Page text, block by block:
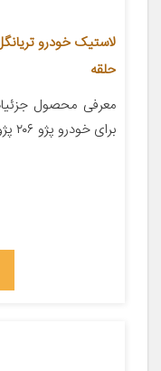
حلقه
برای خودرو پژو ۲۰۶ پژو ۲۰۷ پژو ۴۰۵ پژو پارس آر دی […]